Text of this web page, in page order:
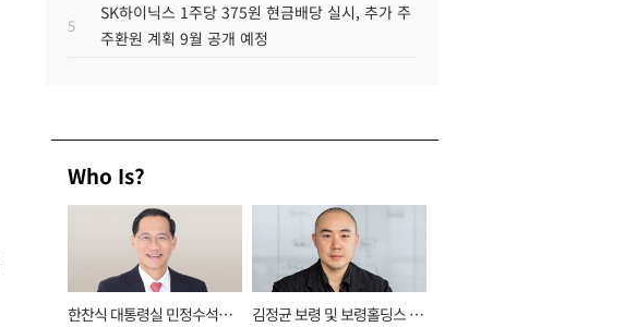
5
SK하이닉스 1주당 375원 현금배당 실시, 추가 주
주환원 계획 9월 공개 예정
Who Is?
한찬식 대통령실 민정수석비
김정균 보령 및 보령홀딩스 대